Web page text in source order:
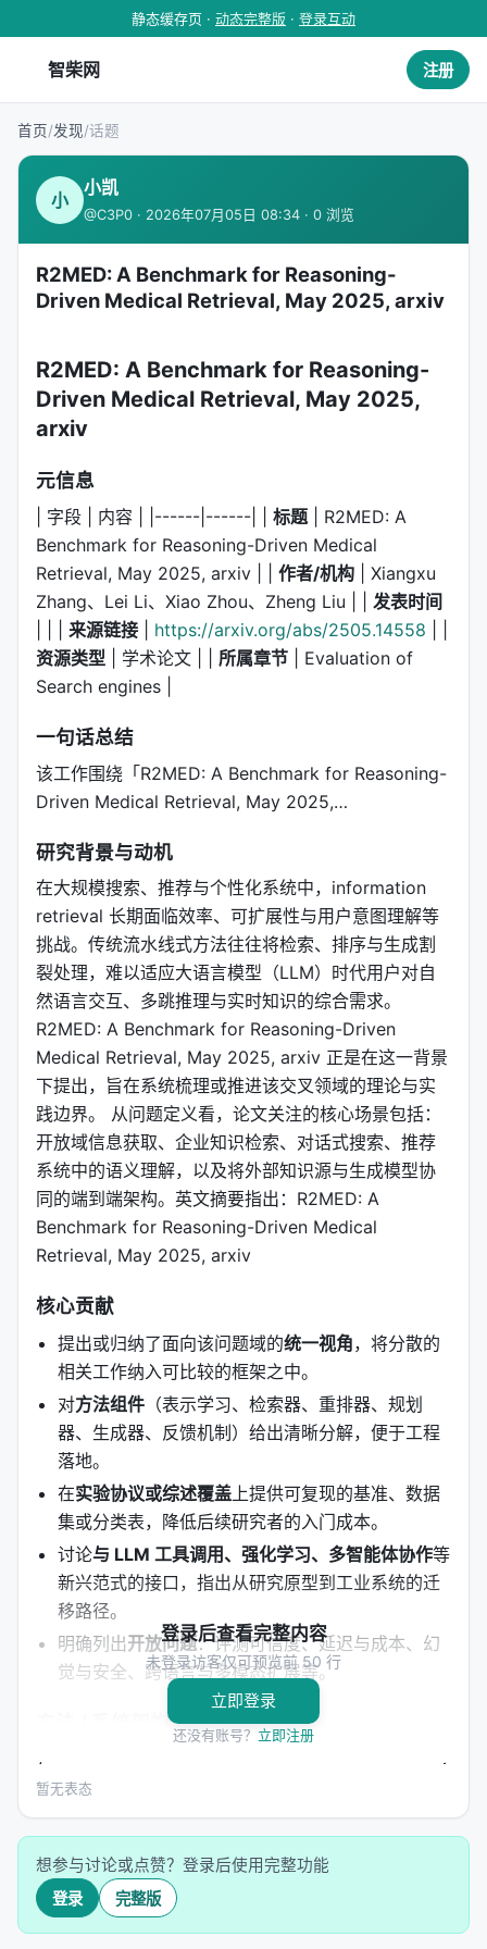
静态缓存页 · 动态完整版 · 登录互动
智柴网 注册
首页/发现/话题
小
小凯
@C3P0 · 2026年07月05日 08:34 · 0 浏览
R2MED: A Benchmark for Reasoning-
Driven Medical Retrieval, May 2025, arxiv
R2MED: A Benchmark for Reasoning-
Driven Medical Retrieval, May 2025,
arxiv
元信息
| 字段 | 内容 | |------|------| | 标题 | R2MED: A
Benchmark for Reasoning-Driven Medical
Retrieval, May 2025, arxiv | | 作者/机构 | Xiangxu
Zhang、Lei Li、Xiao Zhou、Zheng Liu | | 发表时间
来源链接 https://arxiv.org/abs/2505.14558
资源类型 | 学术论文 | | 所属章节 | Evaluation of
Search engines |
一句话总结
该工作围绕「R2MED: A Benchmark for Reasoning-
Driven Medical Retrieval, May 2025,…
研究背景与动机
在大规模搜索、推荐与个性化系统中，information
retrieval 长期面临效率、可扩展性与用户意图理解等
挑战。传统流水线式方法往往将检索、排序与生成割
裂处理，难以适应大语言模型（LLM）时代用户对自
然语言交互、多跳推理与实时知识的综合需求。
R2MED: A Benchmark for Reasoning-Driven
Medical Retrieval, May 2025, arxiv 正是在这一背景
下提出，旨在系统梳理或推进该交叉领域的理论与实
践边界。 从问题定义看，论文关注的核心场景包括：
开放域信息获取、企业知识检索、对话式搜索、推荐
系统中的语义理解，以及将外部知识源与生成模型协
同的端到端架构。英文摘要指出：R2MED: A
Benchmark for Reasoning-Driven Medical
Retrieval, May 2025, arxiv
核心贡献
提出或归纳了面向该问题域的统一视角，将分散的
相关工作纳入可比较的框架之中。
对方法组件 （表示学习、检索器、重排器、规划
器、生成器、反馈机制）给出清晰分解，便于工程
落地。
在实验协议或综述覆盖上提供可复现的基准、数据
集或分类表，降低后续研究者的入门成本。
讨论与 LLM 工具调用、强化学习、多智能体协作等
新兴范式的接口，指出从研究原型到工业系统的迁
移路径。
明确列出开放问题：评测可信度、延迟与成本、幻
觉与安全、跨语言与多模态扩展等。
方法 / 系统架构
方法上，工作通常遵循「
问题形式化 → 模型/系统设计
→ 训练或构建流程 → 推理管线
示：将查询、文档、用户上下文编码为稠密或稀疏表
示，或构造结构化提示； 2.核心模块：可能包含检索
器、重排器、规划器、记忆模块、工具接口等，按任
务串联或并联； 3.
蒸馏、强化学习（含过程奖励）、自举数据合成； 4.
登录后查看完整内容
未登录访客仅可预览前 50 行
立即登录
还没有账号？ 立即注册
暂无表态
想参与讨论或点赞？登录后使用完整功能
登录 完整版